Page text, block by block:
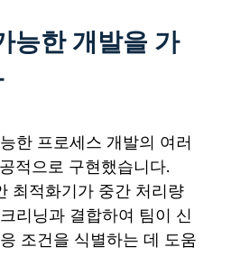
능한 개발을 가
한 프로세스 개발의 여러
적으로 구현했습니다.
최적화기가 중간 처리량
리닝과 결합하여 팀이 신
조건을 식별하는 데 도움